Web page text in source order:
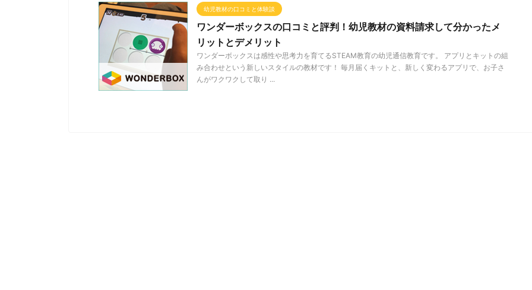
幼児教材の口コミと体験談
ワンダーボックスの口コミと評判！幼児教材の資料請求して分かったメ
リットとデメリット
ワンダーボックスは感性や思考力を育てるSTEAM教育の幼児通信教育です。 アプリとキットの組
み合わせという新しいスタイルの教材です！ 毎月届くキットと、新しく変わるアプリで、お子さ
んがワクワクして取り ...